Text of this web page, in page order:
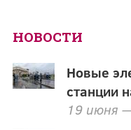
НОВОСТИ
Новые
станции
19 июня